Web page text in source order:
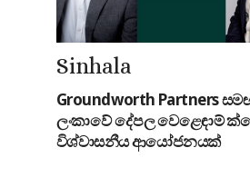
Sinhala
Groundworth Partners සමඟ
ලංකාවේ දේපල වෙළෙඳාම්
විශ්වාසනීය ආයෝජනයක්